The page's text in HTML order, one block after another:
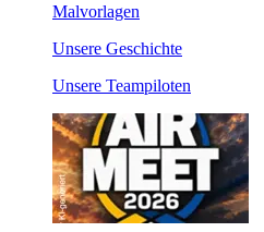
Malvorlagen
Unsere Geschichte
Unsere Teampiloten